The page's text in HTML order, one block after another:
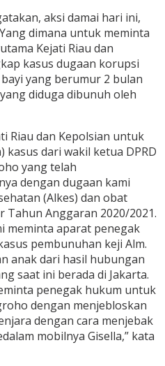
aksi damai hari ini,
dimana untuk meminta
Kejati Riau dan
kasus dugaan korupsi
yang berumur 2 bulan
diduga dibunuh oleh
Riau dan Kepolsian untuk
dari wakil ketua DPRD
yang telah
dengan dugaan kami
(Alkes) dan obat
Tahun Anggaran 2020/2021.
meminta aparat penegak
pembunuhan keji Alm.
anak dari hasil hubungan
saat ini berada di Jakarta.
penegak hukum untuk
dengan menjebloskan
dengan cara menjebak
mobilnya Gisella,” kata